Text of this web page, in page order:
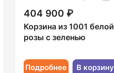
404 900 ₽
Корзина из 1001 белой
розы с зеленью
Подробнее В корзину